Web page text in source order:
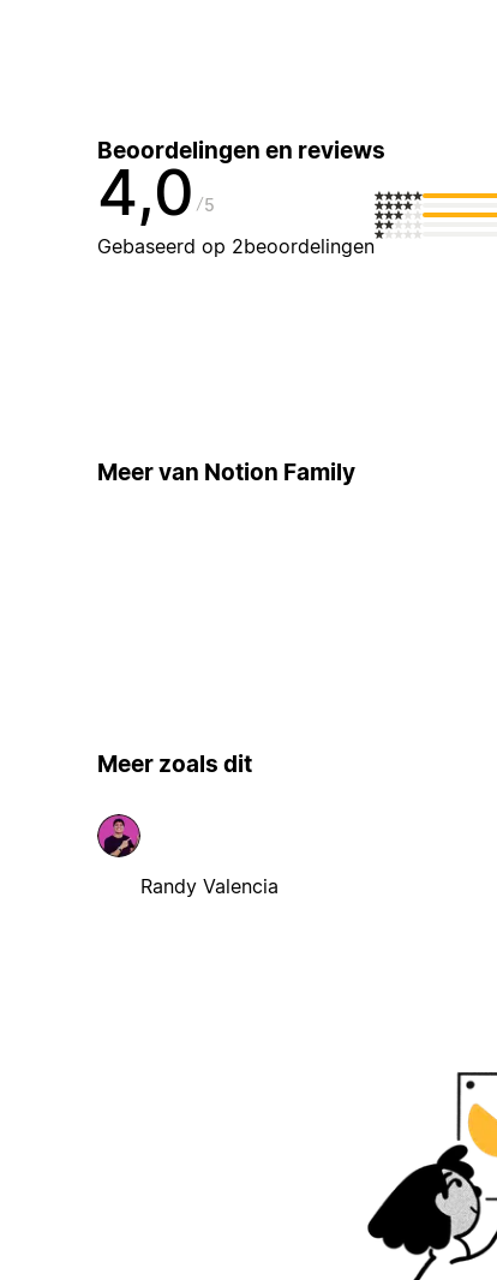
Beoordelingen en reviews
4,0 5
Gebaseerd op 2beoordelingen
Meer van Notion Family
Meer zoals dit
Randy Valencia